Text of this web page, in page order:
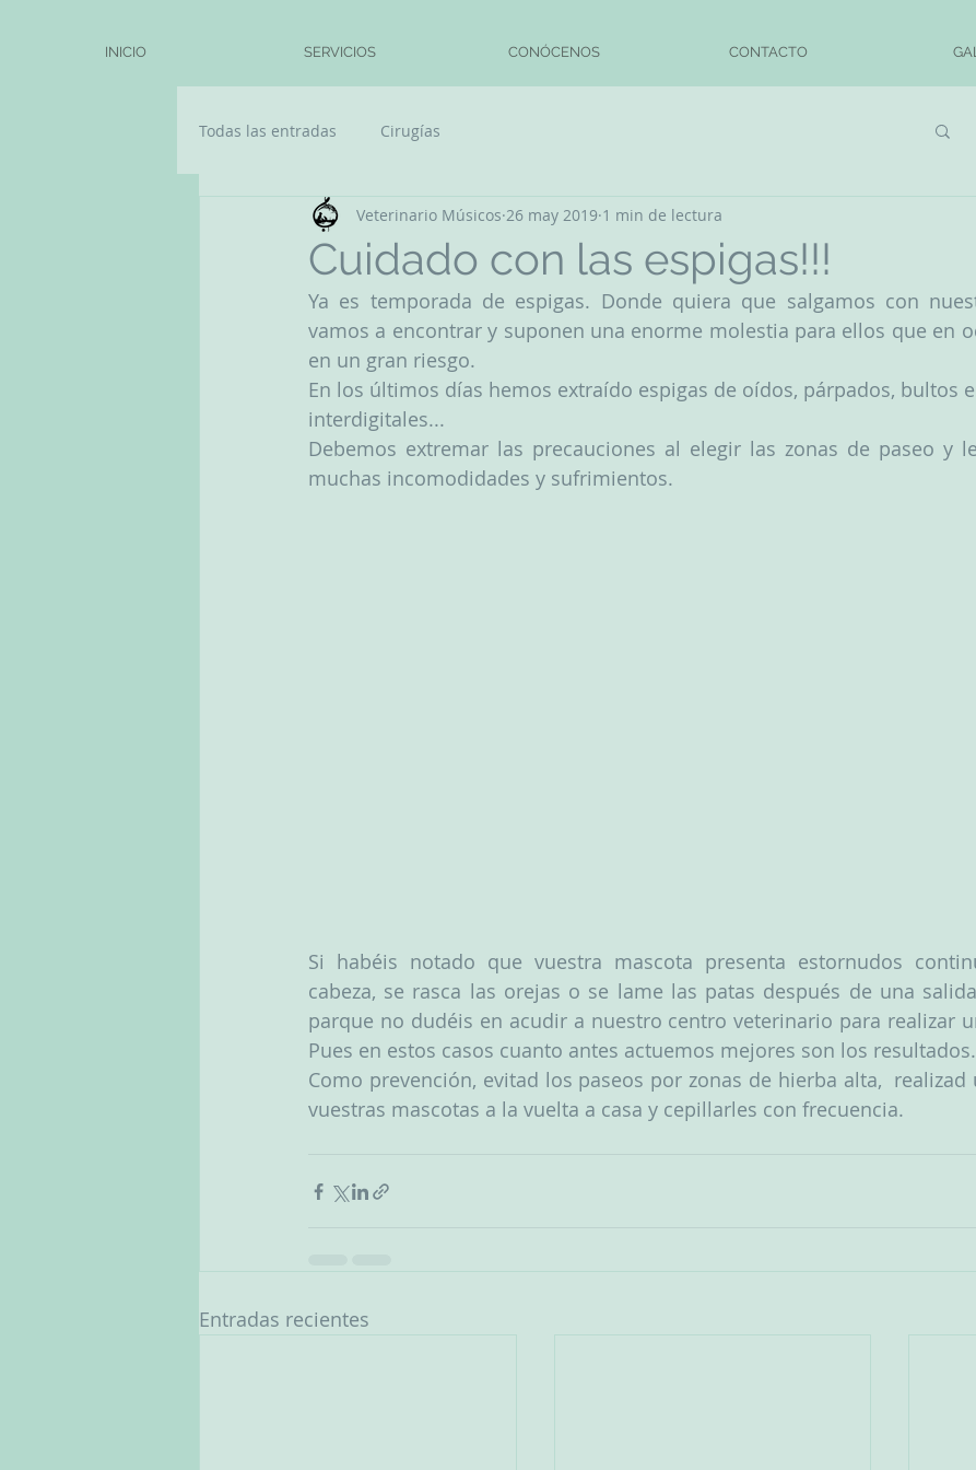
INICIO SERVICIOS CONÓCENOS CONTACTO
Todas las entradas Cirugías
Cuidado con las espigas!!!
Veterinario Músicos 26 may 2019 1 min de lectura
Ya es temporada de espigas. Donde quiera que salgamos con
vamos a encontrar y suponen una enorme molestia para ellos que en
en un gran riesgo.
En los últimos días hemos extraído espigas de oídos, párpados, bultos
interdigitales...
Debemos extremar las precauciones al elegir las zonas de paseo y
muchas incomodidades y sufrimientos.
Si habéis notado que vuestra mascota presenta estornudos
cabeza, se rasca las orejas o se lame las patas después de una
parque no dudéis en acudir a nuestro centro veterinario para realizar
Pues en estos casos cuanto antes actuemos mejores son los resultados.
Como prevención, evitad los paseos por zonas de hierba alta,
vuestras mascotas a la vuelta a casa y cepillarles con frecuencia.
Entradas recientes